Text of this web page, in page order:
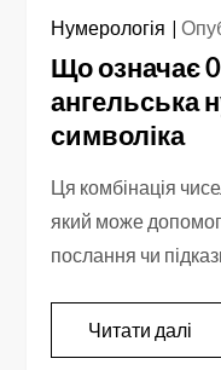
Нумерологія
Що означає
ангельська
символіка
Ця комбінація
який може
послання чи
Читати далі